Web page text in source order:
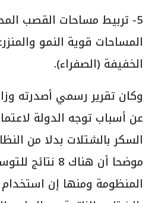
5- تربيط مساحات القصب
المساحات قوية النمو
الخفيفة (الصفراء).
وكان تقرير رسمي أصدرته
عن أسباب توجه الدولة
السكر بالشتلات بدلا من
موضحا أن هناك 8
المنظومة ومنها إن استخدام